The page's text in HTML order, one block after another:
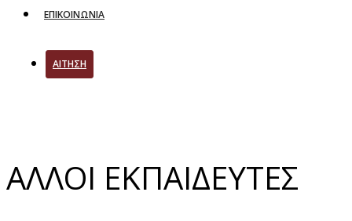
ΕΠΙΚΟΙΝΩΝΙΑ
ΑΙΤΗΣΗ
ΑΛΛΟΙ ΕΚΠΑΙΔΕΥΤΕΣ